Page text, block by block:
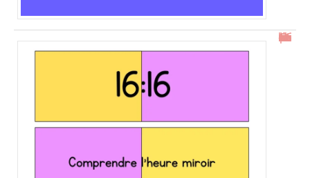
16h16 : comprendre l’heure miroir